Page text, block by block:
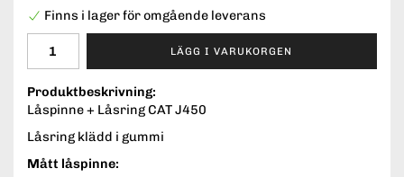
Finns i lager för omgående leverans
LÄGG I VARUKORGEN
Produktbeskrivning:
Låspinne + Låsring CAT J450
Låsring klädd i gummi
Mått låspinne: